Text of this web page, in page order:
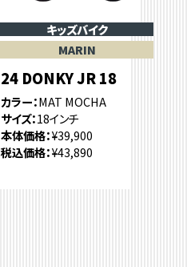
キッズバイク
MARIN
24 DONKY JR 18
カラー MAT MOCHA
サイズ 18インチ
本体価格 ¥39,900
税込価格 ¥43,890